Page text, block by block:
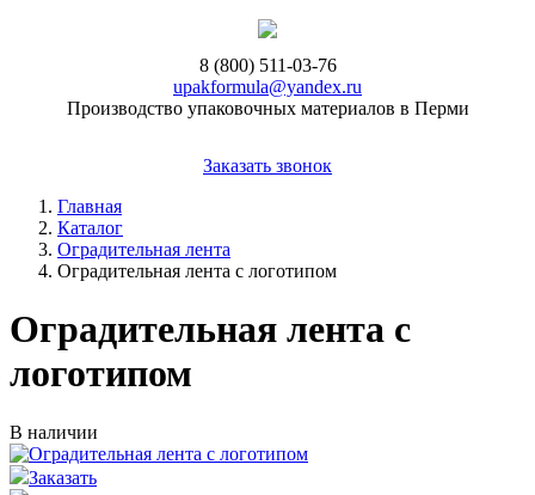
8 (800) 511-03-76
upakformula@yandex.ru
Производство упаковочных материалов в Перми
Заказать звонок
Главная
Каталог
Оградительная лента
Оградительная лента с логотипом
Оградительная лента с
логотипом
В наличии
Заказать